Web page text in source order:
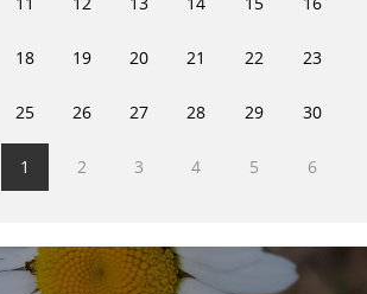
18 19 20 21 22 23
25 26 27 28 29 30
1 2 3 4 5 6